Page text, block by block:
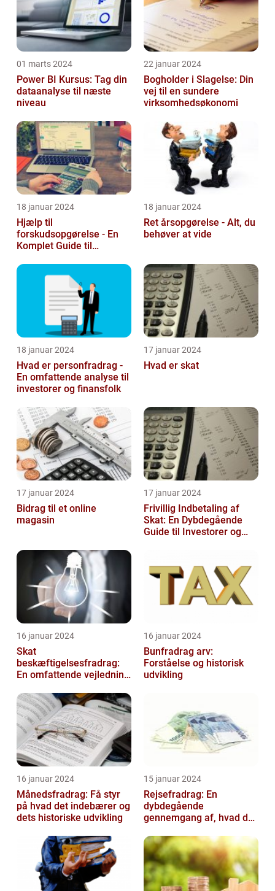
01 marts 2024
Power BI Kursus: Tag din
dataanalyse til næste
niveau
22 januar 2024
Bogholder i Slagelse: Din
vej til en sundere
virksomhedsøkonomi
18 januar 2024
Hjælp til
forskudsopgørelse - En
Komplet Guide til
18 januar 2024
Ret årsopgørelse - Alt, du
behøver at vide
18 januar 2024
Hvad er personfradrag -
En omfattende analyse til
investorer og finansfolk
17 januar 2024
Hvad er skat
17 januar 2024
Bidrag til et online
magasin
17 januar 2024
Frivillig Indbetaling af
Skat: En Dybdegående
Guide til Investorer og
16 januar 2024
Skat
beskæftigelsesfradrag:
En omfattende vejledning
16 januar 2024
Bunfradrag arv:
Forståelse og historisk
udvikling
16 januar 2024
Månedsfradrag: Få styr
på hvad det indebærer og
dets historiske udvikling
15 januar 2024
Rejsefradrag: En
dybdegående
gennemgang af, hvad du